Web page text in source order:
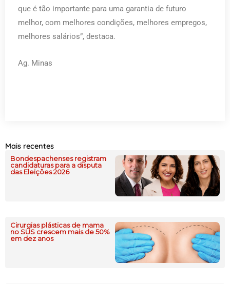
que é tão importante para uma garantia de futuro
melhor, com melhores condições, melhores empregos,
melhores salários”, destaca.
Ag. Minas
Mais recentes
Bondespachenses registram
candidaturas para a disputa
das Eleições 2026
Cirurgias plásticas de mama
no SUS crescem mais de 50%
em dez anos